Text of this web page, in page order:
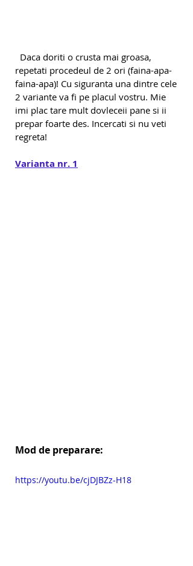
repetati procedeul de 2 ori (faina-apa-
faina-apa)! Cu siguranta una dintre cele
2 variante va fi pe placul vostru. Mie
imi plac tare mult dovleceii pane si ii
prepar foarte des. Incercati si nu veti
regreta!
Varianta nr. 1
Mod de preparare:
https://youtu.be/cjDJBZz-H18